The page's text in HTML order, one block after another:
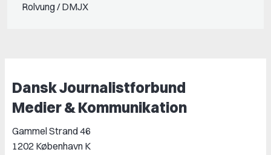
Rolvung / DMJX
Dansk Journalistforbund
Medier & Kommunikation
Gammel Strand 46
1202 København K